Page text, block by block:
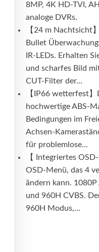
8MP, 4K HD-TVI,
analoge DVRs.
【24 m Nachtsicht
Bullet
IR-LEDs. Erhalten
und scharfes Bild
CUT-Filter der...
【IP66 wetterfest
hochwertige ABS-
Bedingungen im
Achsen-
für problemlose...
【 Integriertes
OSD-Menü, das 4
ändern kann. 1080P
und 960H CVBS.
960H Modus,...